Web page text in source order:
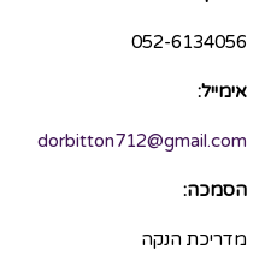
052-6134056
אימייל:
dorbitton712@gmail.com
הסמכה:
מדריכת הנקה